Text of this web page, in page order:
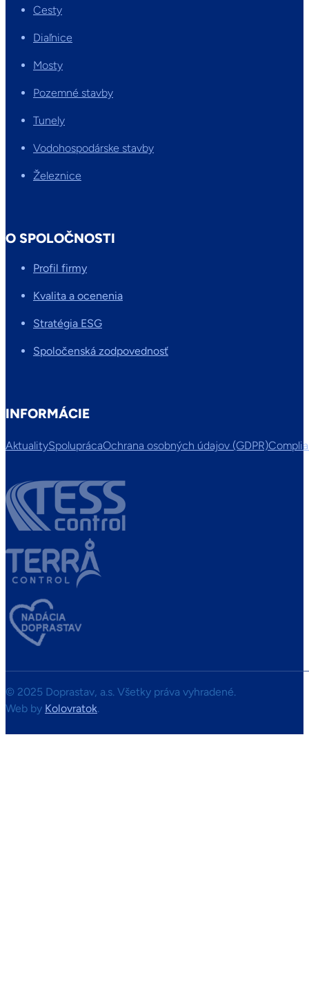
Cesty
Diaľnice
Mosty
Pozemné stavby
Tunely
Vodohospodárske stavby
Železnice
O SPOLOČNOSTI
Profil firmy
Kvalita a ocenenia
Stratégia ESG
Spoločenská zodpovednosť
INFORMÁCIE
AktualitySpoluprácaOchrana osobných údajov (GDPR)
© 2025 Doprastav, a.s. Všetky práva vyhradené.
Web by Kolovratok.